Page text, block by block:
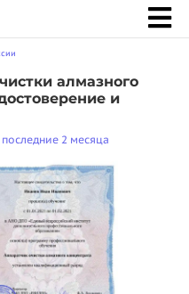
алмазного
и
2 месяца